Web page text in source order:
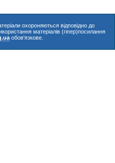
охороняються відповідно до
матеріалів (гіпер)посилання
обов'язкове.